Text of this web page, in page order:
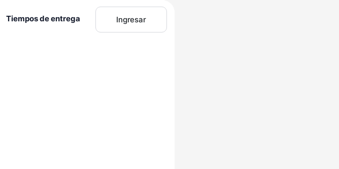
Tiempos de entrega Ingresar